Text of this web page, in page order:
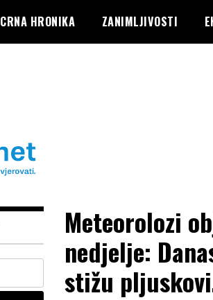
CRNA HRONIKA ZANIMLJIVOSTI
Meteorolozi
nedjelje:
stižu